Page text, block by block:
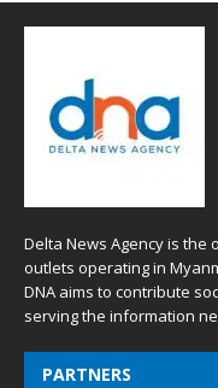
Delta News Agency is
outlets operating in
DNA aims to contribute
serving the information
PARTNERS